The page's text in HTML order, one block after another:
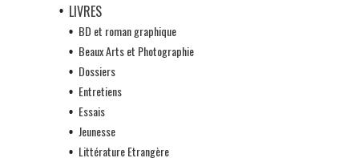
LIVRES
BD et roman graphique
Beaux Arts et Photographie
Dossiers
Entretiens
Essais
Jeunesse
Littérature Etrangère